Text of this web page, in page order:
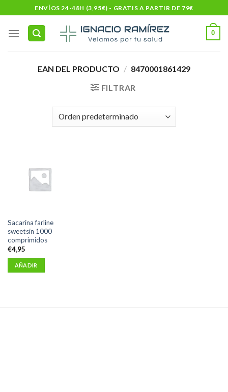
to
content
ENVÍOS 24-48H (3,95€) - GRATIS A PARTIR DE 79€
0
EAN DEL PRODUCTO / 8470001861429
FILTRAR
Sacarina farline
sweetsin 1000
comprimidos
€4,95
AÑADIR